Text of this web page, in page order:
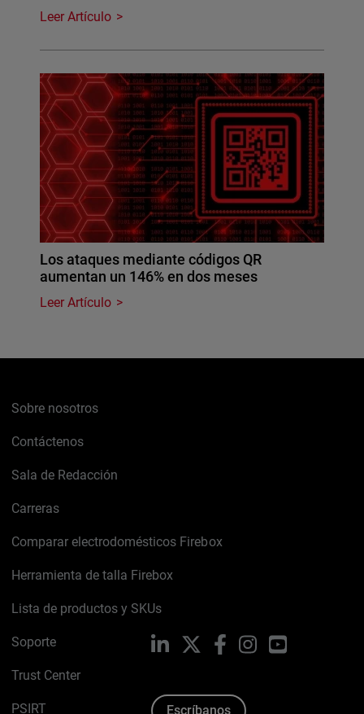
Leer Artículo
Los ataques mediante códigos QR
aumentan un 146% en dos meses
Leer Artículo
Sobre nosotros
Contáctenos
Sala de Redacción
Carreras
Comparar electrodomésticos Firebox
Herramienta de talla Firebox
Lista de productos y SKUs
Soporte
Trust Center
PSIRT
LinkedIn FacebookInstagramYouTube
Escríbanos